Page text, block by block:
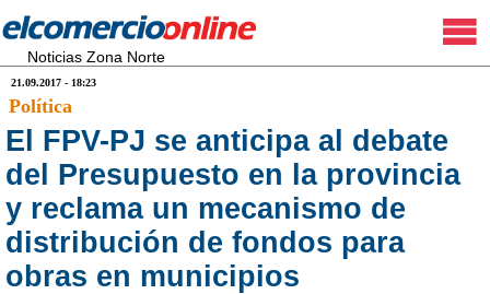
Noticias Zona Norte
21.09.2017 - 18:23
Política
El FPV-PJ se anticipa al debate
del Presupuesto en la provincia
y reclama un mecanismo de
distribución de fondos para
obras en municipios